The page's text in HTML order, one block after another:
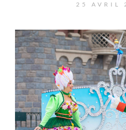
25 AVRIL